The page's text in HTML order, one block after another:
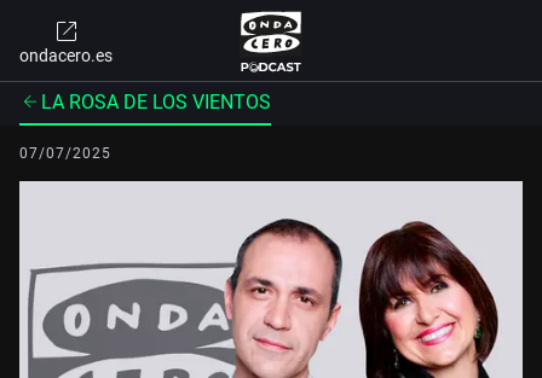
ondacero.es
LA ROSA DE LOS VIENTOS
07/07/2025